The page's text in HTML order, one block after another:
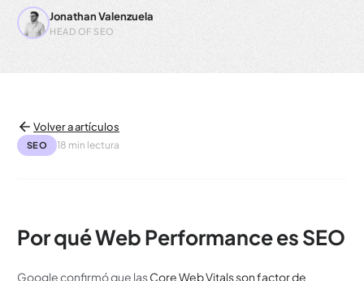
Jonathan Valenzuela
HEAD OF SEO
Volver a artículos
SEO 18 min lectura
Por qué Web Performance es SEO
Google confirmó que lasCore Web Vitals son factor de